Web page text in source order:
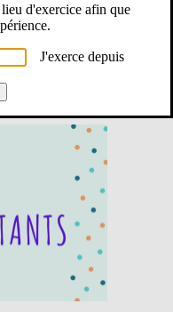
d'exercice afin que
J'exerce depuis